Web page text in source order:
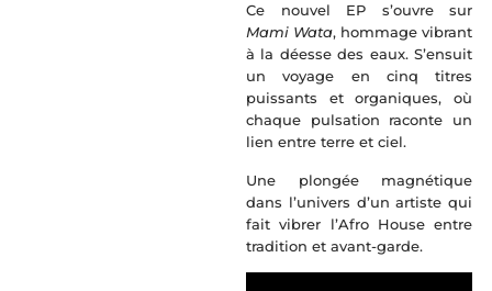
Ce nouvel EP s’ouvre sur
Mami Wata, hommage vibrant
à la déesse des eaux. S’ensuit
un voyage en cinq titres
puissants et organiques, où
chaque pulsation raconte un
lien entre terre et ciel.
Une plongée magnétique
dans l’univers d’un artiste qui
fait vibrer l’Afro House entre
tradition et avant-garde.